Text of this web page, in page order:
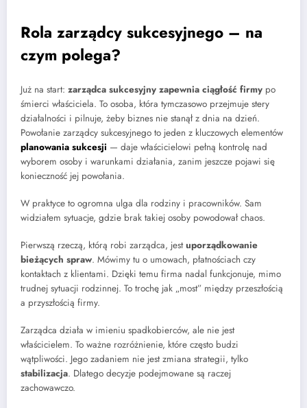
Rola zarządcy sukcesyjnego – na
czym polega?
Już na start: zarządca sukcesyjny zapewnia ciągłość firmy po
śmierci właściciela. To osoba, która tymczasowo przejmuje stery
działalności i pilnuje, żeby biznes nie stanął z dnia na dzień.
Powołanie zarządcy sukcesyjnego to jeden z kluczowych elementów
planowania sukcesji — daje właścicielowi pełną kontrolę nad
wyborem osoby i warunkami działania, zanim jeszcze pojawi się
konieczność jej powołania.
W praktyce to ogromna ulga dla rodziny i pracowników. Sam
widziałem sytuacje, gdzie brak takiej osoby powodował chaos.
Pierwszą rzeczą, którą robi zarządca, jestuporządkowanie
bieżących spraw. Mówimy tu o umowach, płatnościach czy
kontaktach z klientami. Dzięki temu firma nadal funkcjonuje, mimo
trudnej sytuacji rodzinnej. To trochę jak „most” między przeszłością
a przyszłością firmy.
Zarządca działa w imieniu spadkobierców, ale nie jest
właścicielem. To ważne rozróżnienie, które często budzi
wątpliwości. Jego zadaniem nie jest zmiana strategii, tylko
stabilizacja. Dlatego decyzje podejmowane są raczej
zachowawczo.